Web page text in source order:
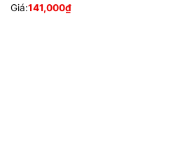
Giá:141,000₫